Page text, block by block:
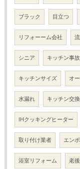
ブラック 目立つ
リフォーーム会社
シニア キッチン事故
キッチンサイズ オ
水漏れ キッチン交換
IHクッキングヒーター
取り付け業者 エン
浴室リフォーム 老